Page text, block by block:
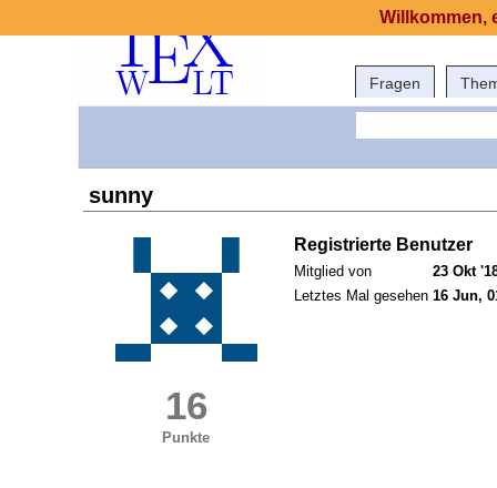
Fragen
sunny
16
Punkte
Registrierte Benutzer
Mitglied von
23 Okt
Letztes Mal gesehen 16 Jun,
Willkommen,